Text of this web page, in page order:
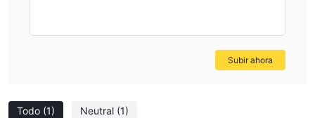
Todo (1) Neutral (1)
Subir ahora